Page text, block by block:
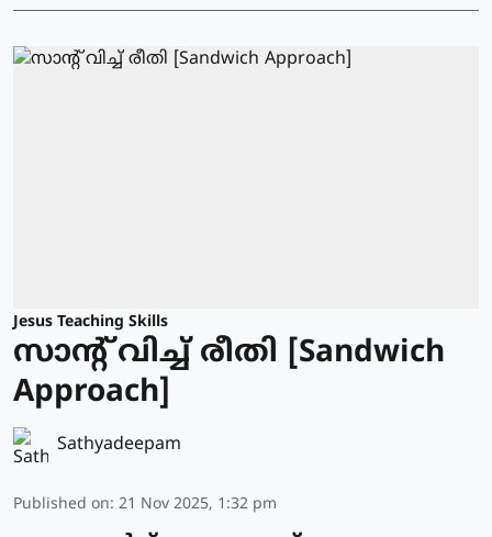
Jesus Teaching Skills
സാന്റ് വിച്ച് രീതി [Sandwich
Approach]
Sathyadeepam
Published on: 21 Nov 2025, 1:32 pm